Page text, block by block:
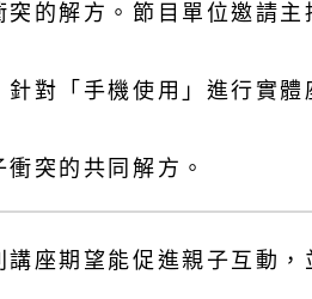
突的解方。節目單位邀請
針對「手機使用」進行實
衝突的共同解方。
講座期望能促進親子互動